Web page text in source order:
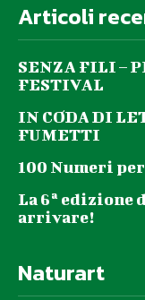
Articoli
SENZA FILI –
FESTIVAL
IN CODA DI
FUMETTI
100 Numeri
La 6ª edizione
arrivare!
Naturart